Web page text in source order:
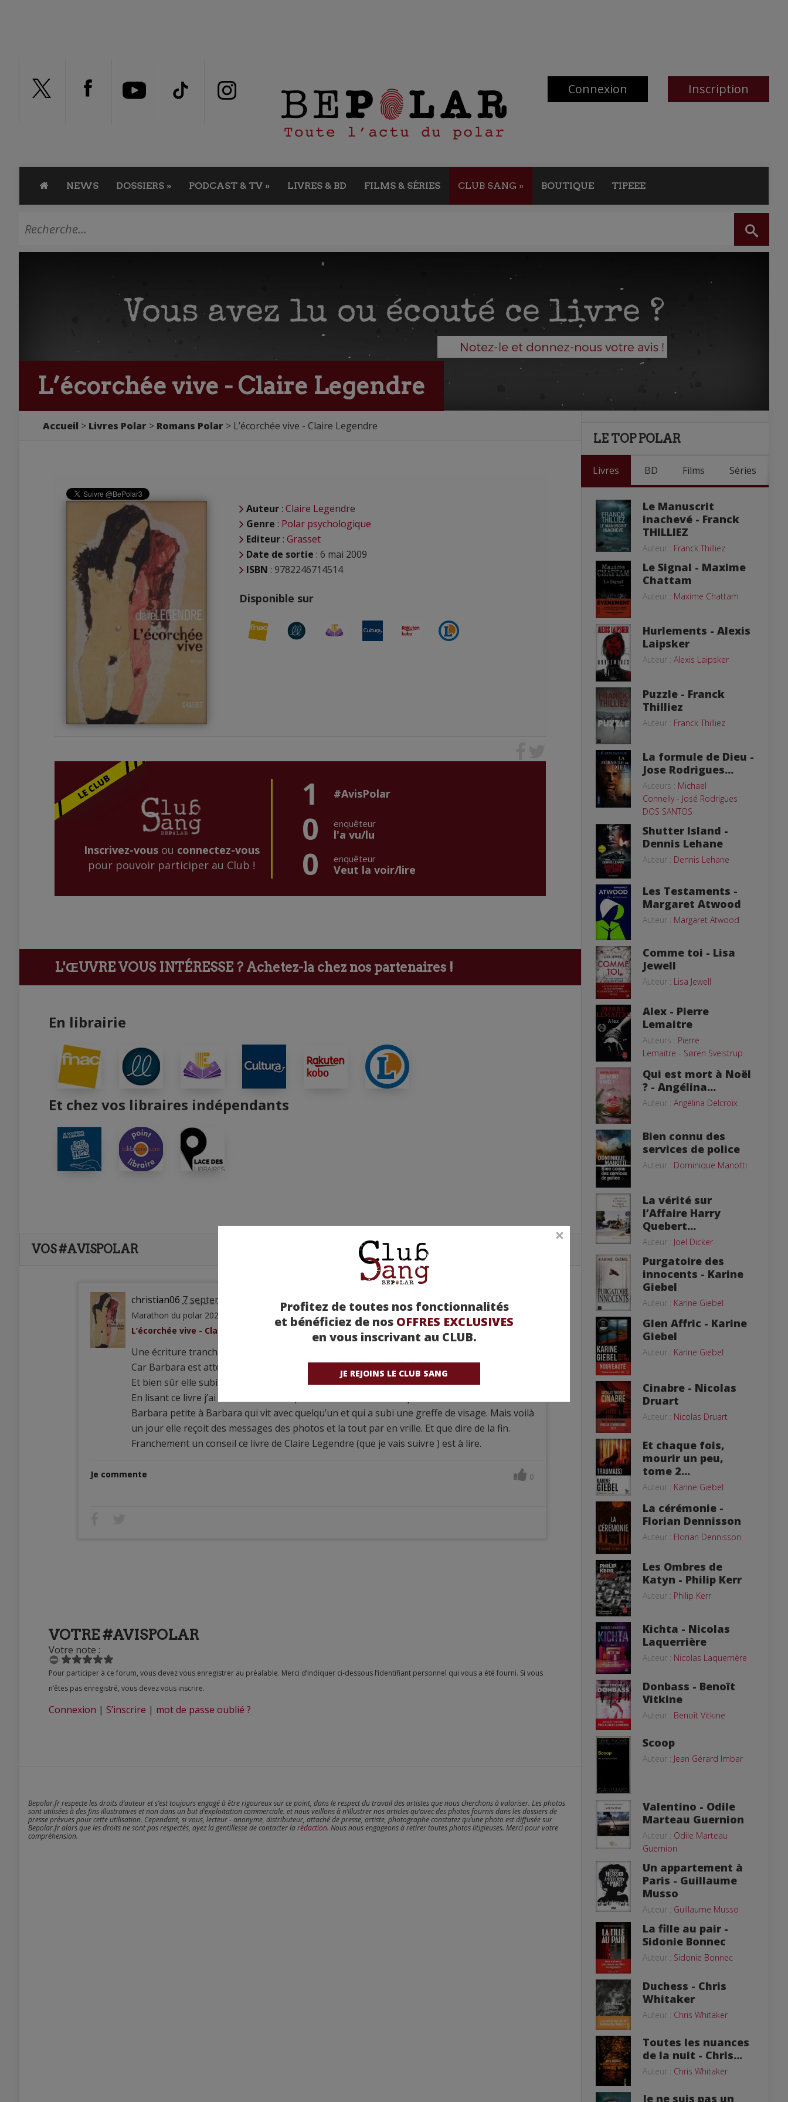
Connexion Inscription
NEWS DOSSIERS » PODCAST & TV » LIVRES & BD FILMS & SÉRIES CLUB SANG » BOUTIQUE TIPEEE
Profitez de toutes nos fonctionnalités
et bénéficiez de nos OFFRES EXCLUSIVES
en vous inscrivant au CLUB.
JE REJOINS LE CLUB SANG
L’écorchée vive - Claire Legendre
Accueil Livres Polar Romans Polar L’écorchée vive - Claire Legendre
Auteur : Claire Legendre
Genre : Polar psychologique
Editeur : Grasset
Date de sortie : 6 mai 2009
ISBN : 9782246714514
Disponible sur
Inscrivez-vousou connectez-vous
pour pouvoir participer au Club !
1 #AvisPolar
0 enquêteur
l'a vu/lu
0 enquêteur
Veut la voir/lire
L'ŒUVRE VOUS INTÉRESSE ? Achetez-la chez nos partenaires !
En librairie
Et chez vos libraires indépendants
VOS #AVISPOLAR
christian06 7 septembre 2023
Marathon du polar 2023, équipe
LESEXPERTSDUPOLAR
L’écorchée vive - Claire Legendre
Une écriture tranchante,qui fait mal qui tape et qui nous imprégne de ce mal être de Barbara.
Car Barbara est atteinte à sa naissance d’une grave malformation la dysmorphose facile.
Et bien sûr elle subit le regard des autres ,les méchancetés, les quolibets.
En lisant ce livre j’ai eu mal au ventre pour Barbara mal à l’aise pour elle. C e livre est fait de
Barbara petite à Barbara qui vit avec quelqu’un et qui a subi une greffe de visage. Mais voilà
un jour elle reçoit des messages des photos et la tout par en vrille. Et que dire de la fin.
Franchement un conseil ce livre de Claire Legendre (que je vais suivre ) est à lire.
Je commente 0
VOTRE #AVISPOLAR
Votre note :
Pour participer à ce forum, vous devez vous enregistrer au préalable. Merci d’indiquer ci-dessous l’identifiant personnel qui vous a été fourni. Si vous
n’êtes pas enregistré, vous devez vous inscrire.
Connexion | S’inscrire | mot de passe oublié ?
Bepolar.fr respecte les droits d’auteur et s’est toujours engagé à être rigoureux sur ce point, dans le respect du travail des artistes que nous cherchons à valoriser. Les photos
sont utilisées à des fins illustratives et non dans un but d’exploitation commerciale. et nous veillons à n’illustrer nos articles qu’avec des photos fournis dans les dossiers de
presse prévues pour cette utilisation. Cependant, si vous, lecteur - anonyme, distributeur, attaché de presse, artiste, photographe constatez qu’une photo est diffusée sur
Bepolar.fr alors que les droits ne sont pas respectés, ayez la gentillesse de contacter larédaction. Nous nous engageons à retirer toutes photos litigieuses. Merci pour votre
compréhension.
LE TOP POLAR
Livres BD Films Séries
Le Manuscrit
inachevé - Franck
THILLIEZ
Auteur : Franck Thilliez
Le Signal - Maxime
Chattam
Auteur : Maxime Chattam
Hurlements - Alexis
Laipsker
Auteur : Alexis Laipsker
Puzzle - Franck
Thilliez
Auteur : Franck Thilliez
La formule de Dieu -
Jose Rodrigues...
Auteurs : Michael
Connelly- José Rodrigues
DOS SANTOS
Shutter Island -
Dennis Lehane
Auteur : Dennis Lehane
Les Testaments -
Margaret Atwood
Auteur : Margaret Atwood
Comme toi - Lisa
Jewell
Auteur : Lisa Jewell
Alex - Pierre
Lemaitre
Auteurs : Pierre
Lemaitre - Søren Sveistrup
Qui est mort à Noël
? - Angélina...
Auteur : Angélina Delcroix
Bien connu des
services de police
Auteur : Dominique Manotti
La vérité sur
l’Affaire Harry
Quebert...
Auteur : Joël Dicker
Purgatoire des
innocents - Karine
Giebel
Auteur : Karine Giebel
Glen Affric - Karine
Giebel
Auteur : Karine Giebel
Cinabre - Nicolas
Druart
Auteur : Nicolas Druart
Et chaque fois,
mourir un peu,
tome 2...
Auteur : Karine Giebel
La cérémonie -
Florian Dennisson
Auteur : Florian Dennisson
Les Ombres de
Katyn - Philip Kerr
Auteur : Philip Kerr
Kichta - Nicolas
Laquerrière
Auteur : Nicolas Laquerrière
Donbass - Benoît
Vitkine
Auteur : Benoît Vitkine
Scoop
Auteur : Jean Gérard Imbar
Valentino - Odile
Marteau Guernion
Auteur : Odile Marteau
Guernion
Un appartement à
Paris - Guillaume
Musso
Auteur : Guillaume Musso
La fille au pair -
Sidonie Bonnec
Auteur : Sidonie Bonnec
Duchess - Chris
Whitaker
Auteur : Chris Whitaker
Toutes les nuances
de la nuit - Chris...
Auteur : Chris Whitaker
Je ne suis pas un